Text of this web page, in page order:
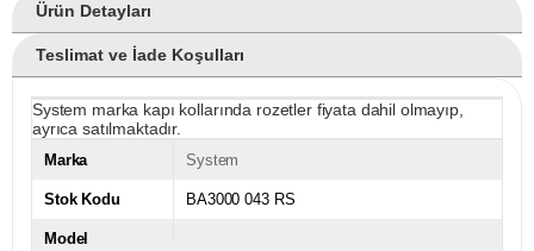
Ürün Detayları
Teslimat ve İade Koşulları
System marka kapı kollarında rozetler fiyata dahil olmayıp,
ayrıca satılmaktadır.
Marka System
Stok Kodu BA3000 043 RS
Model